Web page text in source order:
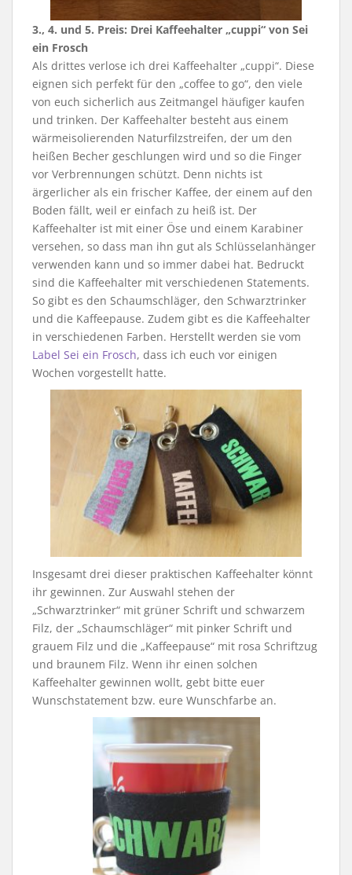
3., 4. und 5. Preis: Drei Kaffeehalter „cuppi“ von Sei
ein Frosch
Als drittes verlose ich drei Kaffeehalter „cuppi“. Diese
eignen sich perfekt für den „coffee to go“, den viele
von euch sicherlich aus Zeitmangel häufiger kaufen
und trinken. Der Kaffeehalter besteht aus einem
wärmeisolierenden Naturfilzstreifen, der um den
heißen Becher geschlungen wird und so die Finger
vor Verbrennungen schützt. Denn nichts ist
ärgerlicher als ein frischer Kaffee, der einem auf den
Boden fällt, weil er einfach zu heiß ist. Der
Kaffeehalter ist mit einer Öse und einem Karabiner
versehen, so dass man ihn gut als Schlüsselanhänger
verwenden kann und so immer dabei hat. Bedruckt
sind die Kaffeehalter mit verschiedenen Statements.
So gibt es den Schaumschläger, den Schwarztrinker
und die Kaffeepause. Zudem gibt es die Kaffeehalter
in verschiedenen Farben. Herstellt werden sie vom
Label Sei ein Frosch, dass ich euch vor einigen
Wochen vorgestellt hatte.
Insgesamt drei dieser praktischen Kaffeehalter könnt
ihr gewinnen. Zur Auswahl stehen der
„Schwarztrinker“ mit grüner Schrift und schwarzem
Filz, der „Schaumschläger“ mit pinker Schrift und
grauem Filz und die „Kaffeepause“ mit rosa Schriftzug
und braunem Filz. Wenn ihr einen solchen
Kaffeehalter gewinnen wollt, gebt bitte euer
Wunschstatement bzw. eure Wunschfarbe an.